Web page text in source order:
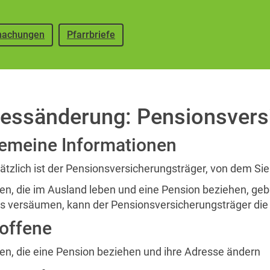
Pfarrbriefe
Informationen
ist der Pensionsversicherungsträger, von dem
die im Ausland leben und eine Pension beziehen,
versäumen, kann der Pensionsversicherungsträger
die eine Pension beziehen und ihre Adresse ändern